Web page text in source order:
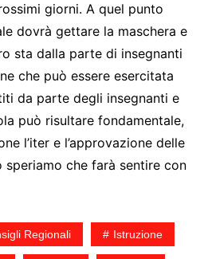
giorni. A quel punto
dovrà gettare la maschera e
sta dalla parte di insegnanti
che può essere esercitata
da parte degli insegnanti e
può risultare fondamentale,
l’iter e l’approvazione delle
speriamo che farà sentire con
Regionali Istruzione